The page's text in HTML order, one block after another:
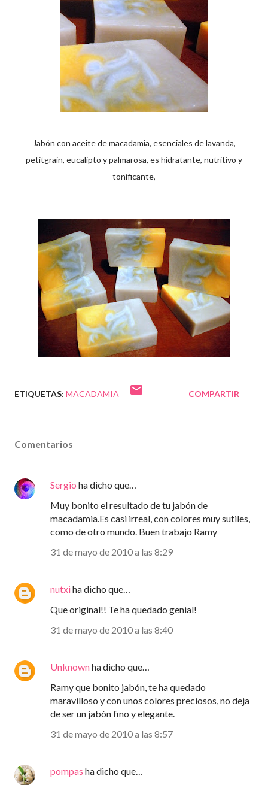
Jabón con aceite de macadamia, esenciales de lavanda,
petitgrain, eucalipto y palmarosa, es hidratante, nutritivo y
tonificante,
ETIQUETAS: MACADAMIA COMPARTIR
Comentarios
Sergio ha dicho que…
Muy bonito el resultado de tu jabón de
macadamia.Es casi irreal, con colores muy sutiles,
como de otro mundo. Buen trabajo Ramy
31 de mayo de 2010 a las 8:29
nutxiha dicho que…
Que original!! Te ha quedado genial!
31 de mayo de 2010 a las 8:40
Unknownha dicho que…
Ramy que bonito jabón, te ha quedado
maravilloso y con unos colores preciosos, no deja
de ser un jabón fino y elegante.
31 de mayo de 2010 a las 8:57
pompas ha dicho que…